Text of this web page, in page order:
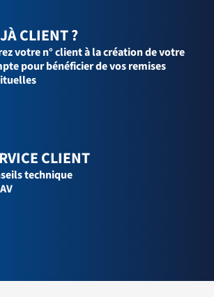
CLIENT ?
votre n° client à la création de votre
pour bénéficier de vos remises
CLIENT
technique